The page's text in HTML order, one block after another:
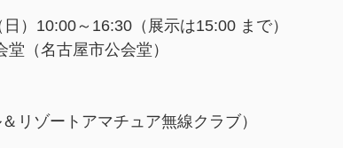
）10:00～16:30（展示は15:00 まで）
（名古屋市公会堂）
リゾートアマチュア無線クラブ）